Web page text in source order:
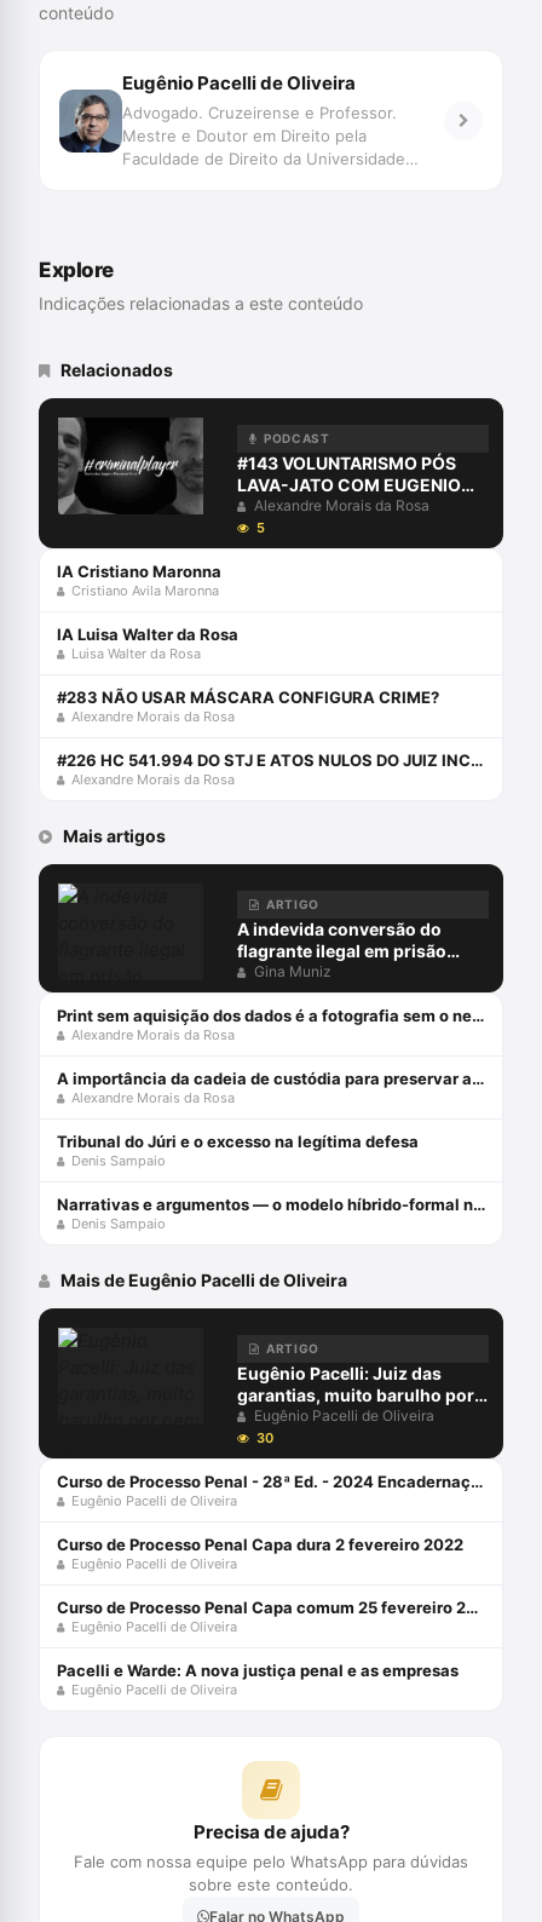
conteúdo
Eugênio Pacelli de Oliveira
Advogado. Cruzeirense e Professor.
Mestre e Doutor em Direito pela
Faculdade de Direito da Universidade
Explore
Indicações relacionadas a este conteúdo
Relacionados
PODCAST
#143 VOLUNTARISMO PÓS
LAVA-JATO COM EUGENIO
PACELLI
Alexandre Morais da Rosa
5
IA Cristiano Maronna
Cristiano Avila Maronna
IA Luisa Walter da Rosa
Luisa Walter da Rosa
#283 NÃO USAR MÁSCARA CONFIGURA CRIME?
Alexandre Morais da Rosa
#226 HC 541.994 DO STJ E ATOS NULOS DO JUIZ INCOMPETENTE
Alexandre Morais da Rosa
Mais artigos
ARTIGO
A indevida conversão do
flagrante ilegal em prisão
preventiva
Gina Muniz
Print sem aquisição dos dados é a fotografia sem o negativo
Alexandre Morais da Rosa
A importância da cadeia de custódia para preservar a prova penal
Alexandre Morais da Rosa
Tribunal do Júri e o excesso na legítima defesa
Denis Sampaio
Narrativas e argumentos — o modelo híbrido-formal no Júri
Denis Sampaio
Mais de Eugênio Pacelli de Oliveira
ARTIGO
Eugênio Pacelli: Juiz das
garantias, muito barulho por
nem tanto
Eugênio Pacelli de Oliveira
30
Curso de Processo Penal - 28ª Ed. - 2024 Encadernação de livro didático 6 março 2024
Eugênio Pacelli de Oliveira
Curso de Processo Penal Capa dura 2 fevereiro 2022
Eugênio Pacelli de Oliveira
Curso de Processo Penal Capa comum 25 fevereiro 2021
Eugênio Pacelli de Oliveira
Pacelli e Warde: A nova justiça penal e as empresas
Eugênio Pacelli de Oliveira
Precisa de ajuda?
Fale com nossa equipe pelo WhatsApp para dúvidas
sobre este conteúdo.
Falar no WhatsApp